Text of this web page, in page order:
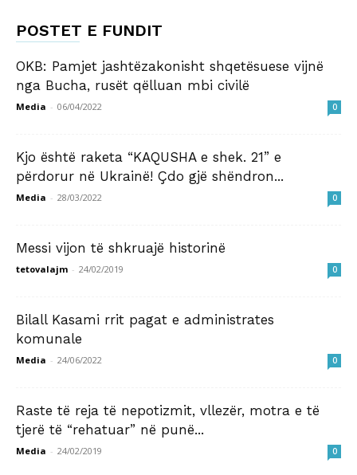
POSTET E FUNDIT
OKB: Pamjet jashtëzakonisht shqetësuese vijnë
nga Bucha, rusët qëlluan mbi civilë
Media - 06/04/2022 0
Kjo është raketa “KAQUSHA e shek. 21” e
përdorur në Ukrainë! Çdo gjë shëndron...
Media - 28/03/2022 0
Messi vijon të shkruajë historinë
tetovalajm - 24/02/2019 0
Bilall Kasami rrit pagat e administrates
komunale
Media - 24/06/2022 0
Raste të reja të nepotizmit, vllezër, motra e të
tjerë të “rehatuar” në punë...
Media - 24/02/2019 0